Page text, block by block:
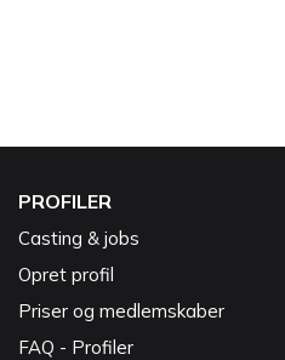
PROFILER
Casting & jobs
Opret profil
Priser og medlemskaber
FAQ - Profiler